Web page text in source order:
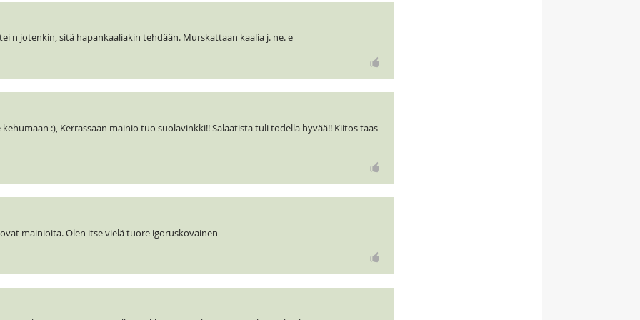
n jotenkin, sitä hapankaaliakin tehdään. Murskattaan kaalia j. ne. e
:), Kerrassaan mainio tuo suolavinkki!! Salaatista tuli todella hyvää!! Kiitos taas
mainioita. Olen itse vielä tuore igoruskovainen